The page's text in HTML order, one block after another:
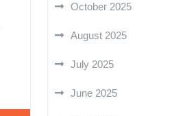
October 2025
August 2025
July 2025
June 2025